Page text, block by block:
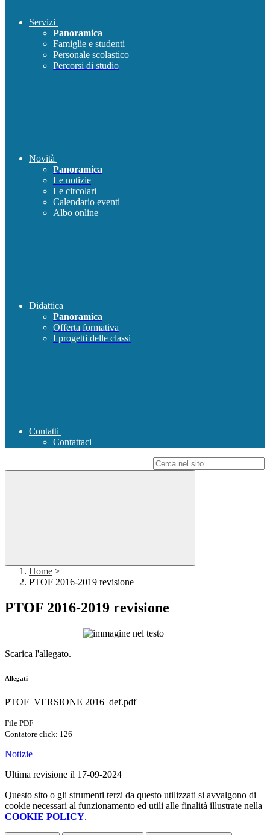
Servizi
Panoramica
Famiglie e studenti
Personale scolastico
Percorsi di studio
Novità
Panoramica
Le notizie
Le circolari
Calendario eventi
Albo online
Didattica
Panoramica
Offerta formativa
I progetti delle classi
Contatti
Contattaci
Home >
PTOF 2016-2019 revisione
PTOF 2016-2019 revisione
Scarica l'allegato.
Allegati
PTOF_VERSIONE 2016_def.pdf
File PDF
Contatore click: 126
Notizie
Ultima revisione il 17-09-2024
Questo sito o gli strumenti terzi da questo utilizzati si avvalgono di
cookie necessari al funzionamento ed utili alle finalità illustrate nella
COOKIE POLICY.